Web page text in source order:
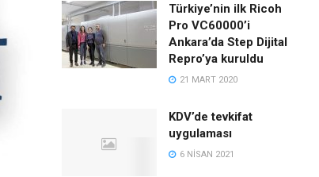
Türkiye’nin ilk Ricoh
Pro VC60000’i
Ankara’da Step Dijital
Repro’ya kuruldu
21 MART 2020
KDV’de tevkifat
uygulaması
6 NISAN 2021